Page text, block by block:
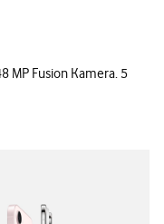
MP Fusion Kamera. 5